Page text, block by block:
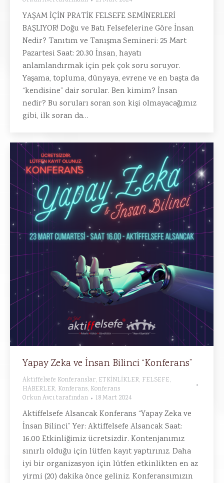
YAŞAM İÇİN PRATİK FELSEFE SEMİNERLERİ
BAŞLIYOR! Doğu ve Batı Felsefelerine Göre İnsan
Nedir? Tanıtım ve Tanışma Semineri: 25 Mart
Pazartesi Saat: 20.30 İnsan, hayatı
anlamlandırmak için pek çok soru soruyor.
Yaşama, topluma, dünyaya, evrene ve en başta da
“kendisine” dair sorular. Ben kimim? İnsan
nedir? Bu soruları soran son kişi olmayacağımız
gibi, ilk soran da…
Yapay Zeka ve İnsan Bilinci “Konferans”
Aktiffelsefe Konferanslar, ETKİNLİKLER, FELSEFE,
HABERLER, Konferans, Konferans
Orkun Avcıtarafından 18 Mart 2024
Aktiffelsefe Alsancak Konferans “Yapay Zeka ve
İnsan Bilinci” Yer: Aktiffelsefe Alsancak Saat:
16.00 Etkinliğimiz ücretsizdir. Kontenjanımız
sınırlı olduğu için lütfen kayıt yaptırınız. Daha
iyi bir organizasyon için lütfen etkinlikten en az
yirmi (20) dakika önce geliniz. Konferansımızın